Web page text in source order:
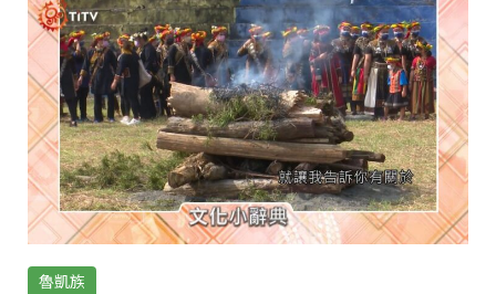
魯凱族